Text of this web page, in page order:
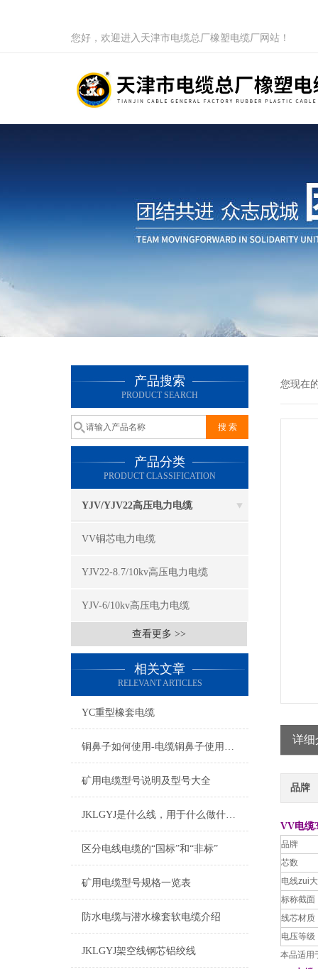
您好，欢迎进入天津市电缆总厂橡塑电缆厂网站！
产品搜索
PRODUCT SEARCH
产品分类
PRODUCT CLASSIFICATION
YJV/YJV22高压电力电缆
VV铜芯电力电缆
YJV22-8.7/10kv高压电力电缆
YJV-6/10kv高压电力电缆
查看更多 >>
相关文章
RELEVANT ARTICLES
YC重型橡套电缆
铜鼻子如何使用-电缆铜鼻子使用操作
矿用电缆型号说明及型号大全
JKLGYJ是什么线，用于什么做什么的
区分电线电缆的“国标”和“非标”
矿用电缆型号规格一览表
防水电缆与潜水橡套软电缆介绍
JKLGYJ架空线钢芯铝绞线
您现在
详细
品牌
VV电缆
品牌
芯数
电线zui
标称截面
线芯材质
电压等级
本品适用